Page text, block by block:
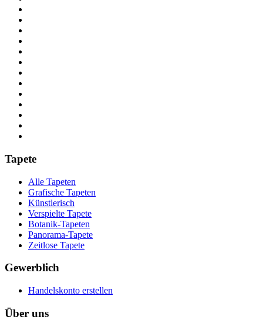
Tapete
Alle Tapeten
Grafische Tapeten
Künstlerisch
Verspielte Tapete
Botanik-Tapeten
Panorama-Tapete
Zeitlose Tapete
Gewerblich
Handelskonto erstellen
Über uns